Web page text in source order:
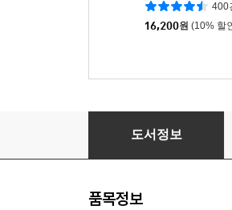
400
16,200원 (10% 할
우리는 자랑스러운 한국
도서정보
품목정보